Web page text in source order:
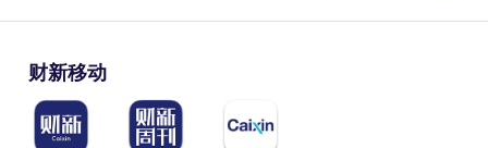
财新移动